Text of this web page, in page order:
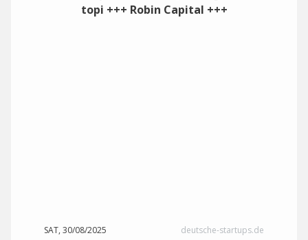
SAT, 30/08/2025 deutsche-startups.de